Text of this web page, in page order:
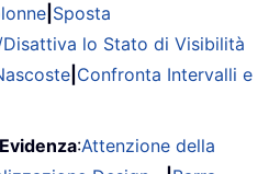
Sposta
lo Stato di Visibilità
Confronta Intervalli e
:Attenzione della